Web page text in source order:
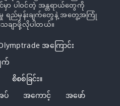
ာ ပါဝင်တဲ့ အန္တရာယ်တွေကို
မှု ရည်မှန်းချက်တွေနဲ့ အတွေ့အကြုံ
ချာဖို့လိုပါတယ်။
အကြောင်း
က်
စိစစ်ခြင်း။
ပ် အကောင့်
အဖော်